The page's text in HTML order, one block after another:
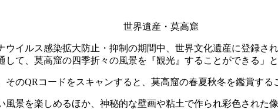
世界遺産・莫高窟
イルス感染拡大防止・抑制の期間中、世界文化遺産に登録さ
て、莫高窟の四季折々の風景を『観光』することができる」
のQRコードをスキャンすると、莫高窟の春夏秋冬を鑑賞する
風景を楽しめるほか、神秘的な壁画や粘土で作られ彩色された